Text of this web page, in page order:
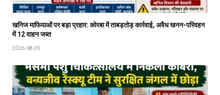
खनिज माफियाओं पर बड़ा प्रहार: कोरबा में ताबड़तोड़ कार्रवाई, अवैध खनन-परिवहन
में 12 वाहन जब्त
2026-08-05